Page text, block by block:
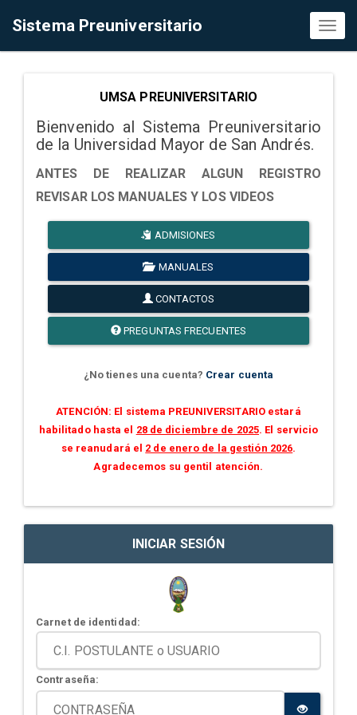
Sistema Preuniversitario
UMSA PREUNIVERSITARIO
Bienvenido al Sistema Preuniversitario
de la Universidad Mayor de San Andrés.
ANTES DE REALIZAR ALGUN REGISTRO
REVISAR LOS MANUALES Y LOS VIDEOS
ADMISIONES
MANUALES
CONTACTOS
PREGUNTAS FRECUENTES
¿No tienes una cuenta? Crear cuenta
ATENCIÓN: El sistema PREUNIVERSITARIO estará
habilitado hasta el 28 de diciembre de 2025. El servicio
se reanudará el 2 de enero de la gestión 2026.
Agradecemos su gentil atención.
INICIAR SESIÓN
Carnet de identidad:
Contraseña: